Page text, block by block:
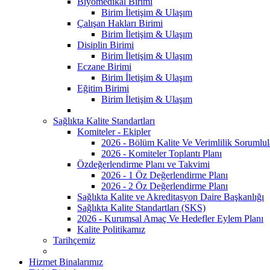
Birim İletişim & Ulaşım
Çalışan Hakları Birimi
Birim İletişim & Ulaşım
Disiplin Birimi
Birim İletişim & Ulaşım
Eczane Birimi
Birim İletişim & Ulaşım
Eğitim Birimi
Birim İletişim & Ulaşım
Sağlıkta Kalite Standartları
Komiteler - Ekipler
2026 - Bölüm Kalite Ve Verimlilik
2026 - Komiteler Toplantı Planı
Özdeğerlendirme Planı ve Takvimi
2026 - 1 Öz Değerlendirme Planı
2026 - 2 Öz Değerlendirme Planı
Sağlıkta Kalite ve Akreditasyon Daire Başkanlığı
Sağlıkta Kalite Standartları (SKS)
2026 - Kurumsal Amaç Ve Hedefler Eylem Planı
Kalite Politikamız
Tarihçemiz
Hizmet Binalarımız